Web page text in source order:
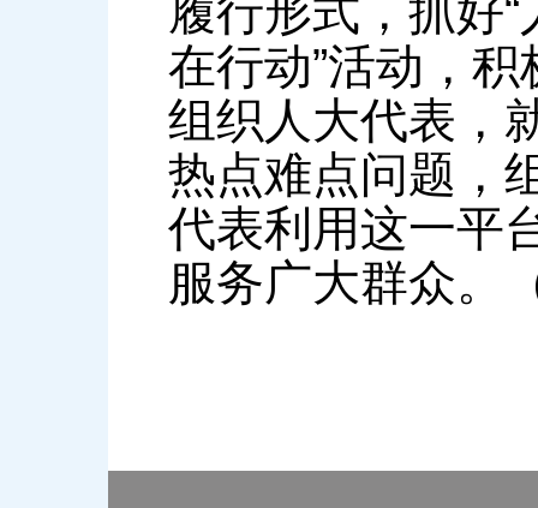
履行形式，抓好
在行动”活动，
组织人大代表，
热点难点问题，
代表利用这一平
服务广大群众。